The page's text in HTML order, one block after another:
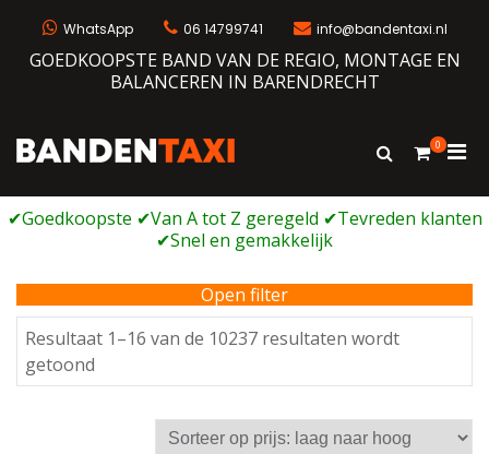
WhatsApp 06 14799741 info@bandentaxi.nl
GOEDKOOPSTE BAND VAN DE REGIO, MONTAGE EN
BALANCEREN IN BARENDRECHT
Bandengarage met eigen webshop
Toon
0
voor
Open filter
Resultaat 1–16 van de 10237 resultaten wordt
getoond
op